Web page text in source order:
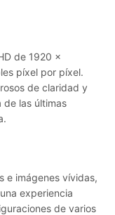
de 1920 x
píxel por píxel.
de claridad y
de las últimas
e imágenes vívidas,
experiencia
de varios